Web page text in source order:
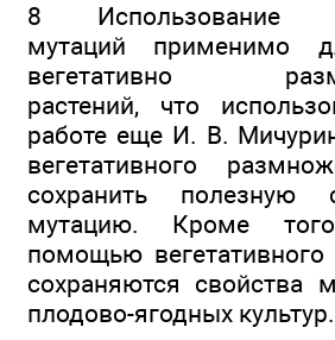
8 Использование
мутаций применимо
вегетативно
растений, что
работе еще И. В.
вегетативного
сохранить полезную
мутацию. Кроме
помощью
сохраняются свойства
плодово-ягодных культур.